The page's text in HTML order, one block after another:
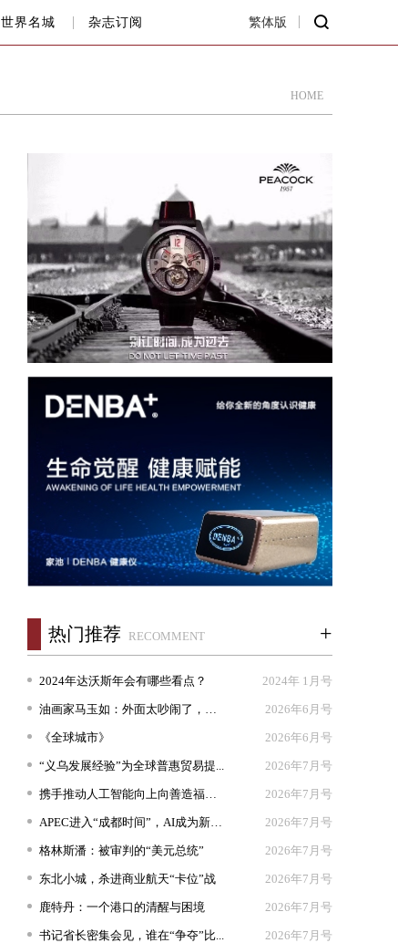
世界名城 杂志订阅 繁体版
HOME
热门推荐 RECOMMENT +
2024年达沃斯年会有哪些看点？ 2024年 1月号
油画家马玉如：外面太吵闹了，我想... 2026年6月号
《全球城市》 2026年6月号
“义乌发展经验”为全球普惠贸易提... 2026年7月号
携手推动人工智能向上向善造福人类 2026年7月号
APEC进入“成都时间”，AI成为新坐... 2026年7月号
格林斯潘：被审判的“美元总统” 2026年7月号
东北小城，杀进商业航天“卡位”战 2026年7月号
鹿特丹：一个港口的清醒与困境 2026年7月号
书记省长密集会见，谁在“争夺”比... 2026年7月号